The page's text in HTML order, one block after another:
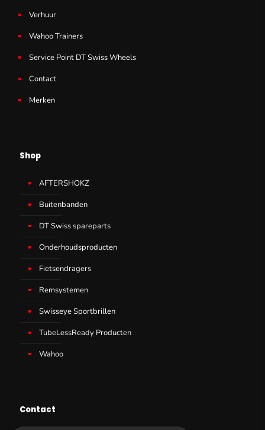
Verhuur
Wahoo Trainers
Service Point DT Swiss Wheels
Contact
Merken
Shop
AFTERSHOKZ
Buitenbanden
DT Swiss spareparts
Onderhoudsproducten
Fietsendragers
Remsystemen
Swisseye Sportbrillen
TubeLessReady Producten
Wahoo
Contact